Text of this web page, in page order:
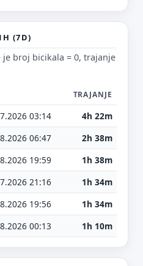
(7D)
broj bicikala = 0, trajanje
TRAJANJE
03:14
4h 22m
06:47
2h 38m
19:59
1h 38m
21:16
1h 34m
19:56
1h 34m
00:13 1h 10m
Odustani Pošalji